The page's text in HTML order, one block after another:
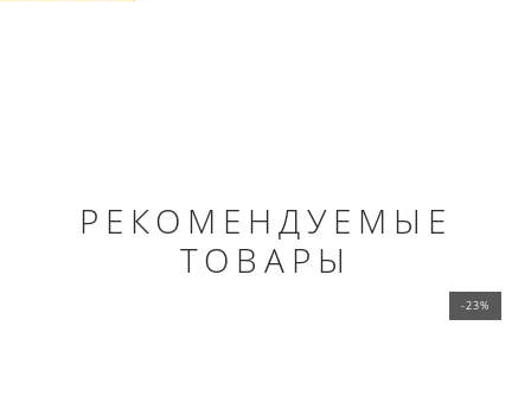
РЕКОМЕНДУЕМЫЕ
ТОВАРЫ
-23%